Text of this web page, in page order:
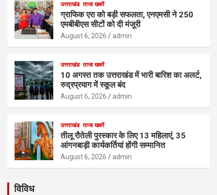
उत्तराखंड ताजा खबरें
ग्राफिक एरा को बड़ी सफलता, एनएमसी ने 250
एमबीबीएस सीटों को दी मंजूरी
August 6, 2026 admin
उत्तराखंड ताजा खबरें
10 अगस्त तक उत्तराखंड में भारी बारिश का अलर्ट,
रुद्रप्रयाग में स्कूल बंद
August 6, 2026 admin
उत्तराखंड ताजा खबरें
तीलू रौतेली पुरस्कार के लिए 13 महिलाएं, 35
आंगनबाड़ी कार्यकर्तियां होंगी सम्मानित
August 6, 2026 admin
विविध